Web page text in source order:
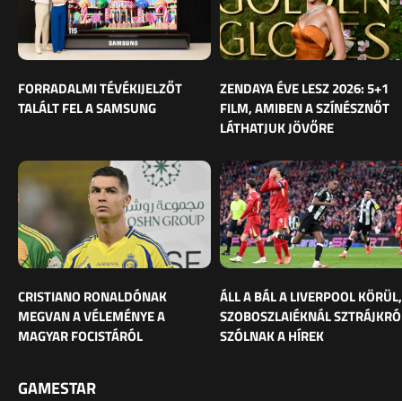
FORRADALMI TÉVÉKIJELZŐT
TALÁLT FEL A SAMSUNG
ZENDAYA ÉVE LESZ 2026: 5+1
FILM, AMIBEN A SZÍNÉSZNŐT
LÁTHATJUK JÖVŐRE
CRISTIANO RONALDÓNAK
MEGVAN A VÉLEMÉNYE A
MAGYAR FOCISTÁRÓL
ÁLL A BÁL A LIVERPOOL KÖRÜL,
SZOBOSZLAIÉKNÁL
SZÓLNAK A HÍREK
GAMESTAR